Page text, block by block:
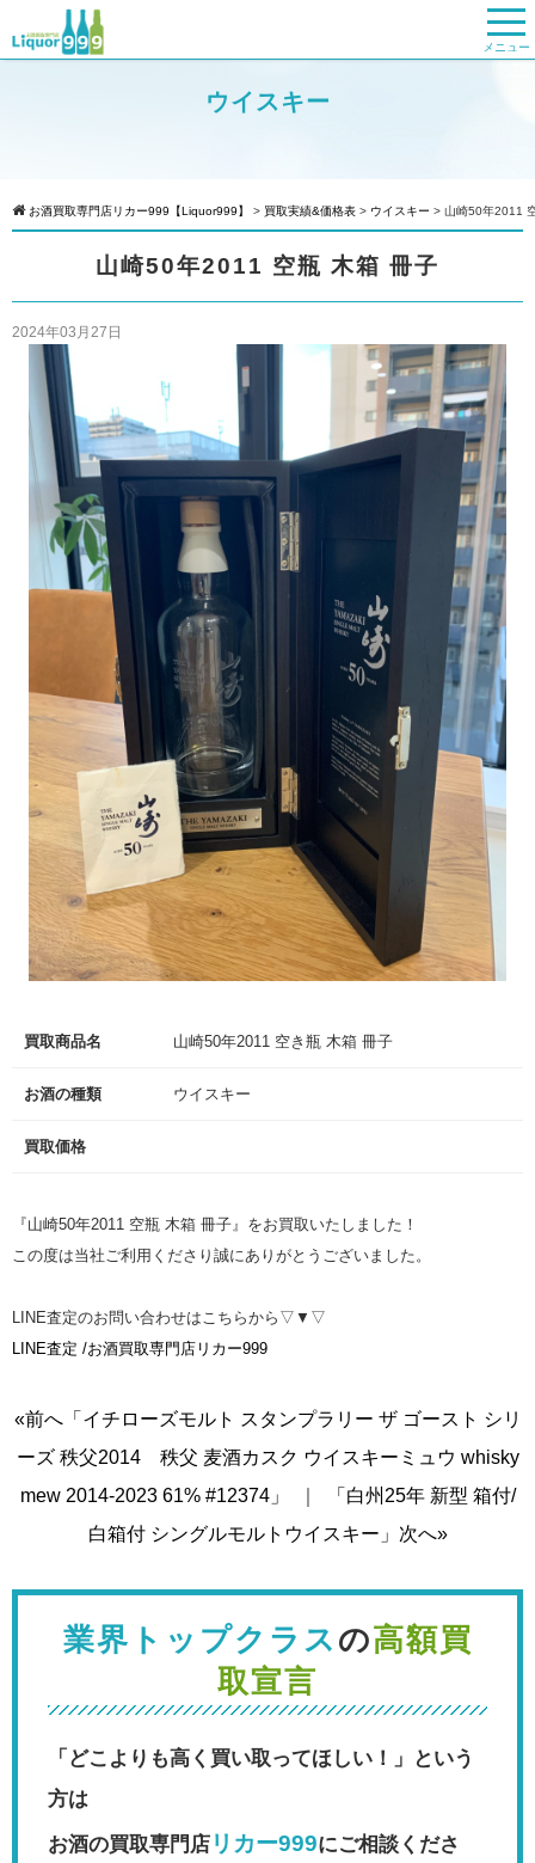
メニュー
ウイスキー
お酒買取専門店リカー999【Liquor999】 > 買取実績&価格表 > ウイスキー > 山崎50年2011
山崎50年2011 空瓶 木箱 冊子
2024年03月27日
買取商品名 山崎50年2011 空き瓶 木箱 冊子
お酒の種類 ウイスキー
買取価格
『山崎50年2011 空瓶 木箱 冊子』をお買取いたしました！
この度は当社ご利用くださり誠にありがとうございました。
LINE査定のお問い合わせはこちらから▽▼▽
LINE査定 /お酒買取専門店リカー999
«前へ「イチローズモルト スタンプラリー ザ ゴースト シリ
ーズ 秩父2014 秩父 麦酒カスク ウイスキーミュウ whisky
mew 2014-2023 61% #12374」
「白州25年 新型 箱付/
白箱付 シングルモルトウイスキー」次へ»
業界トップクラス の高額買
取宣言
「どこよりも高く買い取ってほしい！」という
方は
お酒の買取専門店 リカー999にご相談くださ